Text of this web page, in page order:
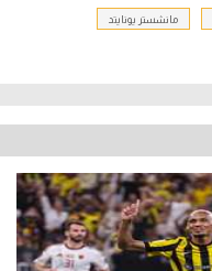
مانشستر يونايتد